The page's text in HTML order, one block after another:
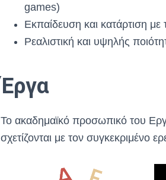
games)
Εκπαίδευση και κατάρτιση
Ρεαλιστική και υψηλής
Έργα
Το ακαδημαϊκό προσωπικό του
σχετίζονται με τον συγκεκριμένο